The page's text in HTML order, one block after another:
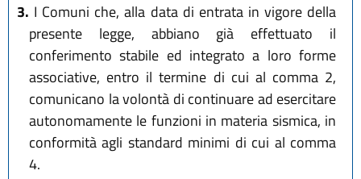
3. I Comuni che, alla data di entrata in vigore della
presente legge, abbiano già effettuato il
conferimento stabile ed integrato a loro forme
associative, entro il termine di cui al comma 2,
comunicano la volontà di continuare ad esercitare
autonomamente le funzioni in materia sismica, in
conformità agli standard minimi di cui al comma
4.